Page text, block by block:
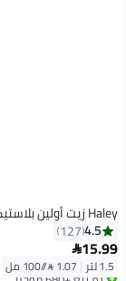
Haley زيت أولين بلاستيكي، 1.5 لتر
4.5
127
15.99
1.5 لتر |